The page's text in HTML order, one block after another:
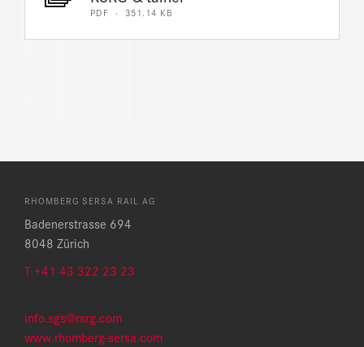
PDF · 351.14 KB
RHOMBERG SERSA RAIL AG
Badenerstrasse 694
8048 Zürich
T +41 43 322 23 23
info.sgs@rsrg.com
www.rhomberg-sersa.com